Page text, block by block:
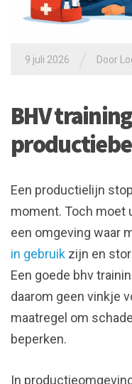
9 juli 2026 Door
BHV
Een productielijn
moment. Toch moet
een omgeving waar
in gebruik zijn en
Een goede bhv
daarom geen vinkje
maatregel om
beperken.
In